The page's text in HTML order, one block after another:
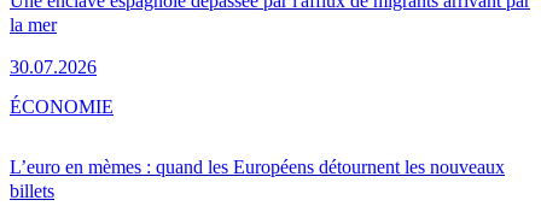
la mer
30.07.2026
L’euro en mèmes : quand les Européens détournent les nouveaux
billets
ÉCONOMIE